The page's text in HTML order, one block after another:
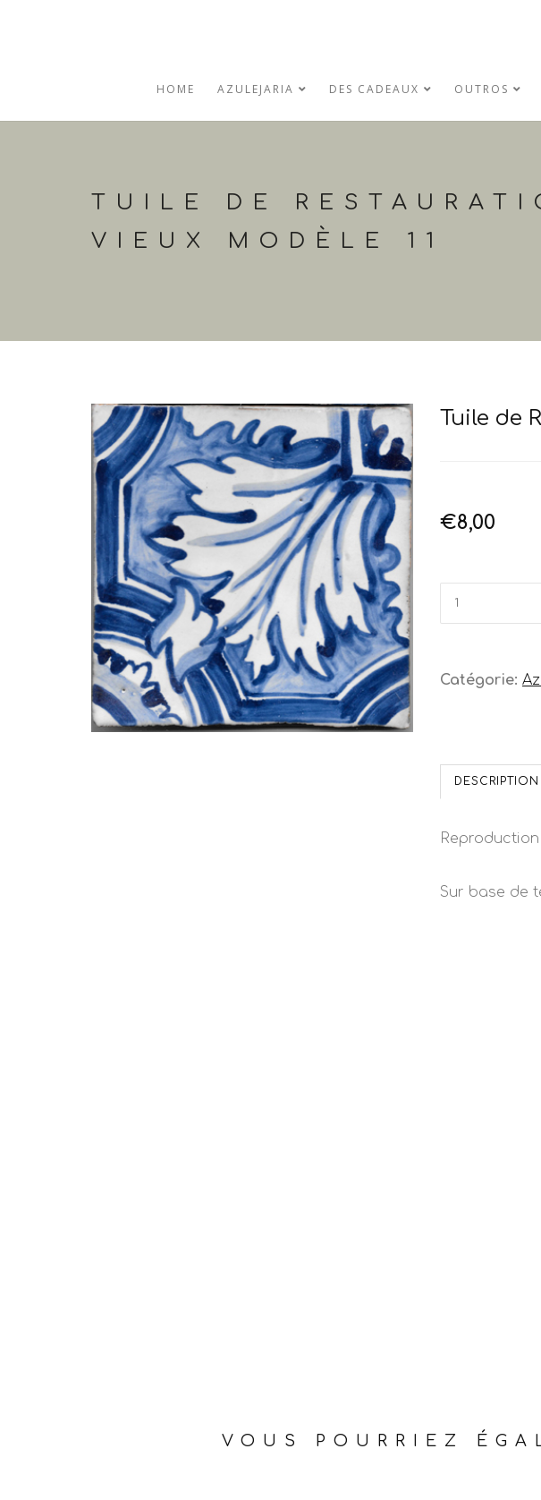
HOME AZULEJARIA DES CADEAUX OUTROS
TUILE DE
VIEUX MODÈLE 11
Tuile de
€8,00
Catégorie:
DESCRIPTION
Sur base de
VOUS POURRIEZ